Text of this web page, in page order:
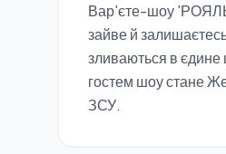
Вар'єте-шоу 'РОЯЛЬ'
зайве й
зливаються в єдине
гостем шоу стане
ЗСУ.